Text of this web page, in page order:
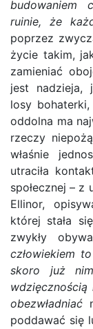
budowaniem
ruinie, że
poprzez
życie takim,
zamieniać
jest nadzieja,
losy
oddolna ma
rzeczy
właśnie
utraciła
społecznej – z
Ellinor,
której stała
zwykły
człowiekiem
skoro już
wdzięcznością
obezwładniać
poddawać się